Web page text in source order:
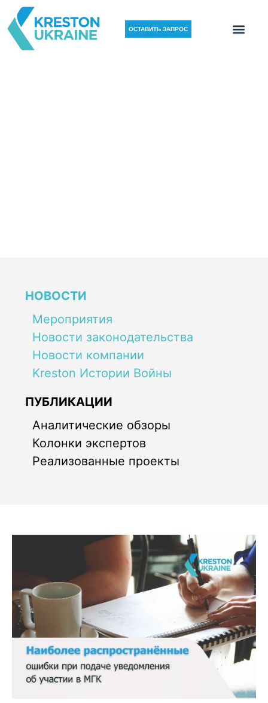
ОСТАВИТЬ ЗАПРОС
НОВОСТИ
Мероприятия
Новости законодательства
Новости компании
Kreston Истории Войны
ПУБЛИКАЦИИ
Аналитические обзоры
Колонки экспертов
Реализованные проекты